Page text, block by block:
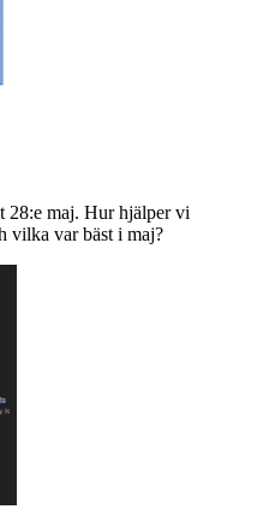
28:e maj. Hur hjälper vi
vilka var bäst i maj?